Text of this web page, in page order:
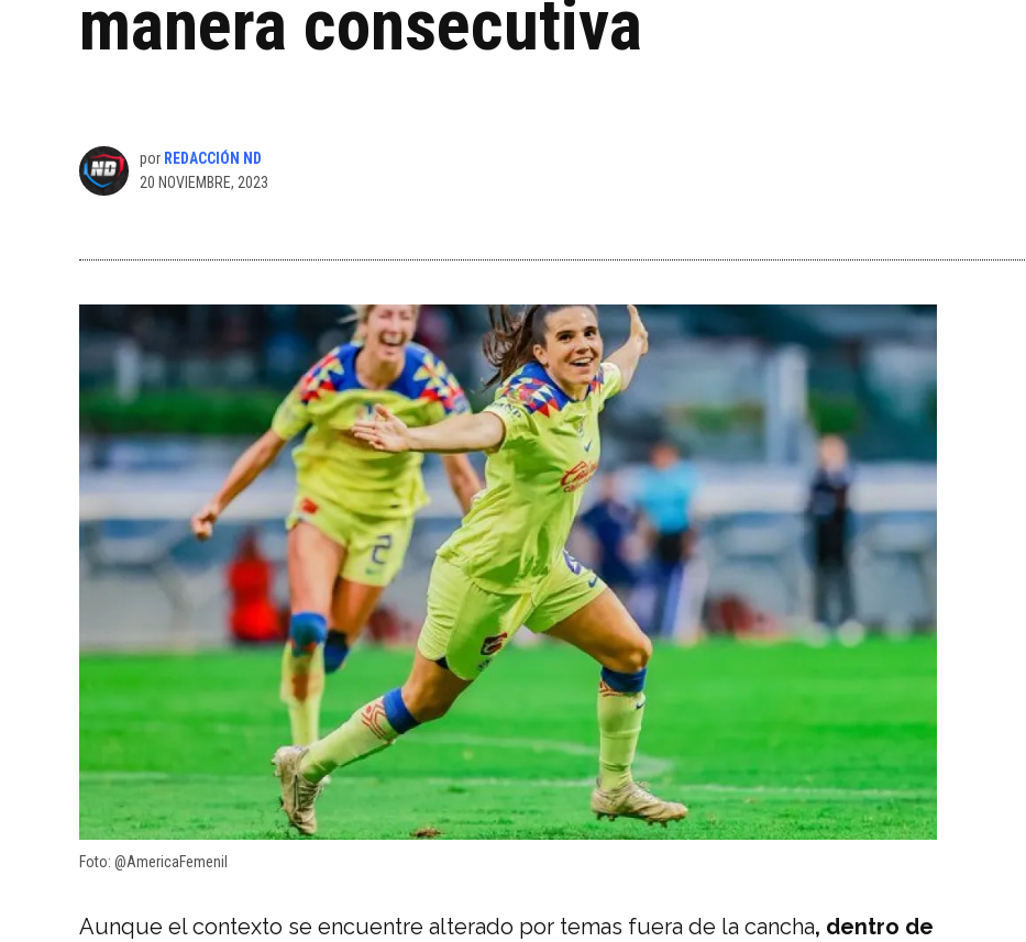
manera consecutiva
por REDACCIÓN ND
20 NOVIEMBRE, 2023
Foto: @AmericaFemenil
Aunque el contexto se encuentre alterado por temas fuera de la cancha, dentro de